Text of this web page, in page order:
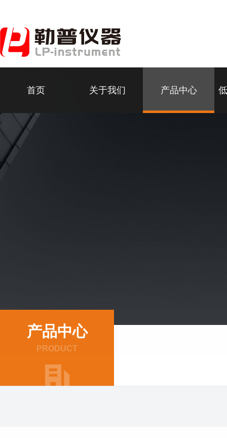
首页 关于我们 产品中心
产品中心
PRODUCT